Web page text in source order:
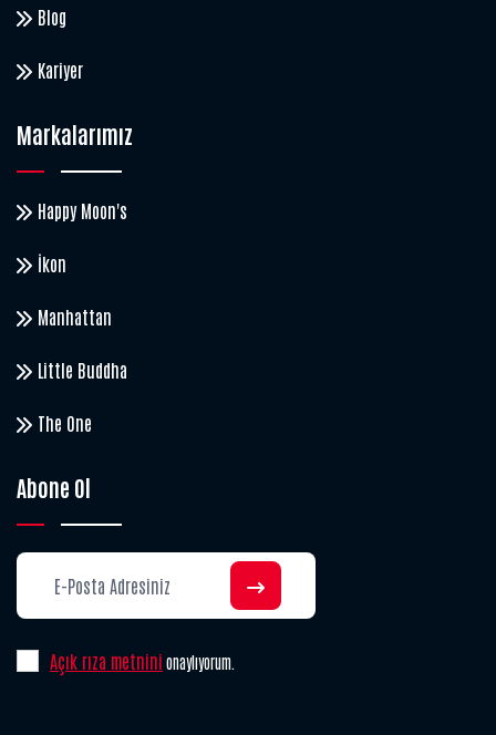
Blog
Kariyer
Markalarımız
Happy Moon's
İkon
Manhattan
Little Buddha
The One
Abone Ol
Açık rıza metnini onaylıyorum.